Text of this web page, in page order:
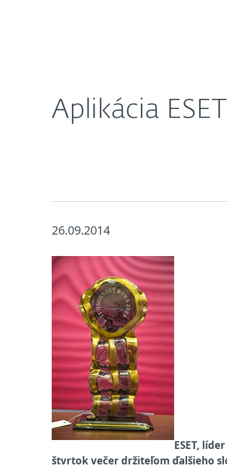
Aplikácia
26.09.2014
ESET,
štvrtok večer držiteľom ďalšieho